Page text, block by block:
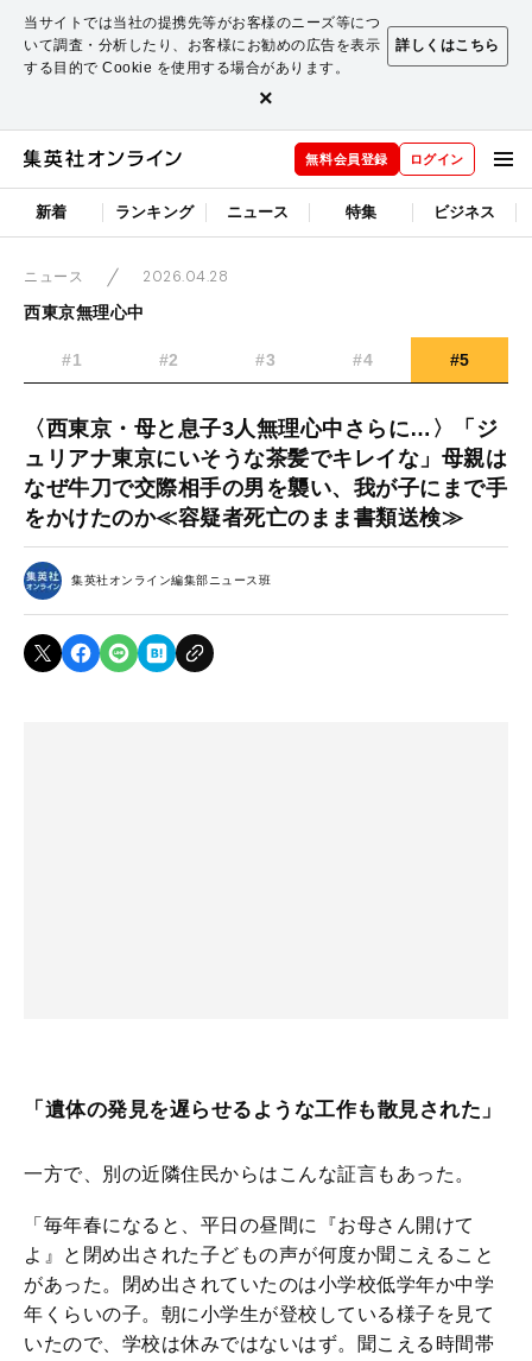
当サイトでは当社の提携先等がお客様のニーズ等につ
いて調査・分析したり、お客様にお勧めの広告を表示
する目的で Cookie を使用する場合があります。
詳しくはこちら
×
無料会員登録 ログイン
新着 ランキング ニュース 特集 ビジネス
ニュース
2026.04.28
西東京無理心中
#1 #2 #3 #4 #5
〈西東京・母と息子3人無理心中さらに…〉「ジ
ュリアナ東京にいそうな茶髪でキレイな」母親は
なぜ牛刀で交際相手の男を襲い、我が子にまで手
をかけたのか≪容疑者死亡のまま書類送検≫
集英社オンライン編集部ニュース班
「遺体の発見を遅らせるような工作も散見された」
一方で、別の近隣住民からはこんな証言もあった。
「毎年春になると、平日の昼間に『お母さん開けて
よ』と閉め出された子どもの声が何度か聞こえること
があった。閉め出されていたのは小学校低学年か中学
年くらいの子。朝に小学生が登校している様子を見て
いたので、学校は休みではないはず。聞こえる時間帯